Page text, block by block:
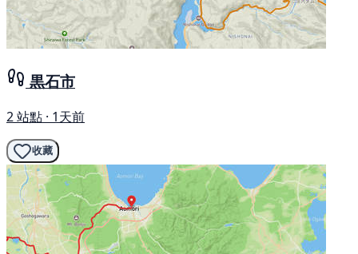
黒石市
2 站點 · 1天前
收藏